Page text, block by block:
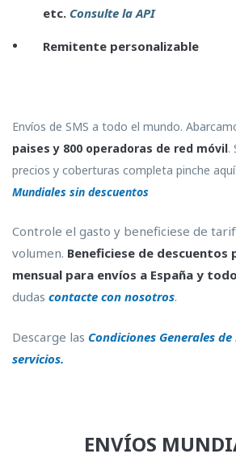
etc. Consulte la API
Remitente personalizable
Envíos de SMS a todo el mundo.
paises y 800 operadoras de red móvil.
precios y coberturas completa pinche aquí:
Mundiales sin descuentos
Controle el gasto y beneficiese de
volumen. Beneficiese de
mensual para envíos a España y
dudas contacte con nosotros.
Descarge las Condiciones Generales
servicios.
ENVÍOS